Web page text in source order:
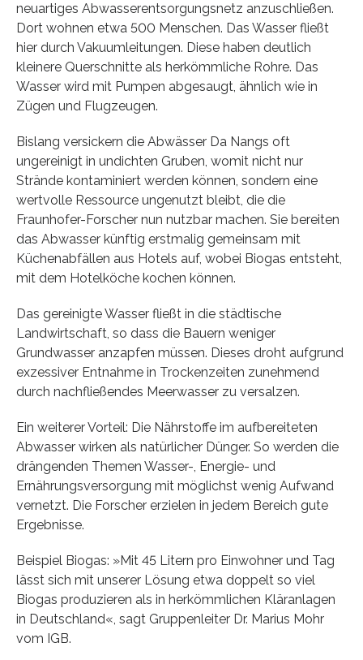
neuartiges Abwasserentsorgungsnetz anzuschließen.
Dort wohnen etwa 500 Menschen. Das Wasser fließt
hier durch Vakuumleitungen. Diese haben deutlich
kleinere Querschnitte als herkömmliche Rohre. Das
Wasser wird mit Pumpen abgesaugt, ähnlich wie in
Zügen und Flugzeugen.
Bislang versickern die Abwässer Da Nangs oft
ungereinigt in undichten Gruben, womit nicht nur
Strände kontaminiert werden können, sondern eine
wertvolle Ressource ungenutzt bleibt, die die
Fraunhofer-Forscher nun nutzbar machen. Sie bereiten
das Abwasser künftig erstmalig gemeinsam mit
Küchenabfällen aus Hotels auf, wobei Biogas entsteht,
mit dem Hotelköche kochen können.
Das gereinigte Wasser fließt in die städtische
Landwirtschaft, so dass die Bauern weniger
Grundwasser anzapfen müssen. Dieses droht aufgrund
exzessiver Entnahme in Trockenzeiten zunehmend
durch nachfließendes Meerwasser zu versalzen.
Ein weiterer Vorteil: Die Nährstoffe im aufbereiteten
Abwasser wirken als natürlicher Dünger. So werden die
drängenden Themen Wasser-, Energie- und
Ernährungsversorgung mit möglichst wenig Aufwand
vernetzt. Die Forscher erzielen in jedem Bereich gute
Ergebnisse.
Beispiel Biogas: »Mit 45 Litern pro Einwohner und Tag
lässt sich mit unserer Lösung etwa doppelt so viel
Biogas produzieren als in herkömmlichen Kläranlagen
in Deutschland«, sagt Gruppenleiter Dr. Marius Mohr
vom IGB.